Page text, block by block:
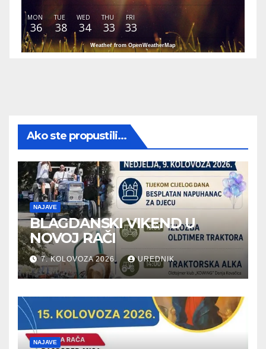
MON
36
TUE
38
WED
34
THU
33
FRI
33
Weather from OpenWeatherMap
Ako ste propustili...
NAJAVE
BLAGDANSKI VIKEND U
NOVOJ RAČI
7. KOLOVOZA 2026. UREDNIK
NAJAVE